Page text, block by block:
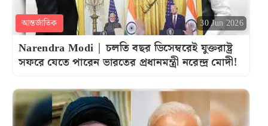
আন্তর্জাতিক 30 Jun 2026
Narendra Modi | চলতি বছর ডিসেম্বরেই যুক্তরাষ্ট্র
সফরে যেতে পারেন ভারতের প্রধানমন্ত্রী নরেন্দ্র মোদী!